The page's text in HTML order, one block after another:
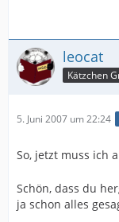
leocat
Kätzchen
5. Juni 2007 um 22:24
So, jetzt muss ich
Schön, dass du
ja schon alles